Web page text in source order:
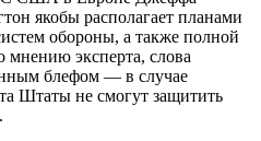
якобы располагает планами
обороны, а также полной
эксперта, слова
блефом — в случае
Штаты не смогут защитить